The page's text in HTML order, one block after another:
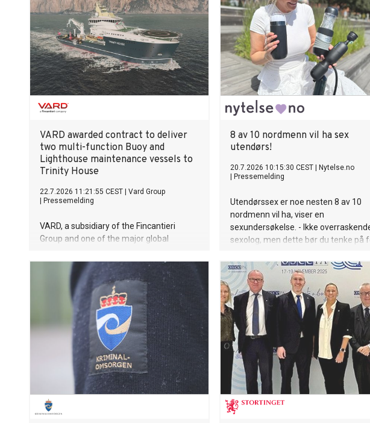
VARD awarded contract to deliver
two multi-function Buoy and
Lighthouse maintenance vessels to
Trinity House
22.7.2026 11:21:55 CEST
Vard Group
Pressemelding
VARD, a subsidiary of the Fincantieri
Group and one of the major global
vessels, is pleased to announce that we
have been awarded a contract with the
British maritime safety and welfare
organisation Trinity House for two multi-
function Buoy and Lighthouse
maintenance vessels. These are the first
two vessels VARD has signed of its kind.
The value of the contract exceeds 220
8 av 10 nordmenn vil ha sex
utendørs!
20.7.2026 10:15:30 CEST
Nytelse.no
Pressemelding
Utendørssex er noe nesten 8 av 10
nordmenn vil ha, viser en
sexundersøkelse. - Ikke
sexolog, men dette bør du tenke på